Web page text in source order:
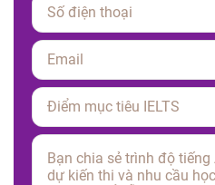
Please leave this field empty.